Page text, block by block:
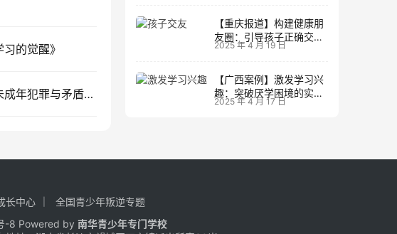
的觉醒》
丁字湾派出所所长，亲自传授预防未成年犯罪与矛盾化解课程
【重庆报道】构建健康朋
友圈：引导孩子正确交友
的实践经验
2025 年 4 月 19 日
【广西案例】激发学习兴
趣：突破厌学困境的实战
经验
2025 年 4 月 17 日
长中心
全国青少年叛逆专题
-8 Powered by南华青少年专门学校